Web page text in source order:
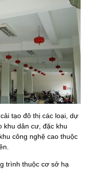
tạo đô thị các loại, dự
khu dân cư, đặc khu
công nghệ cao thuộc
trình thuộc cơ sở hạ